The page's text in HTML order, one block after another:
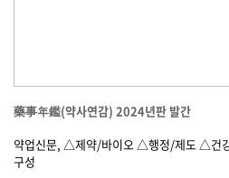
藥事年鑑(약사연감) 2024년판 발간
약업신문, △제약/바이오 △행정/제도 △건
구성